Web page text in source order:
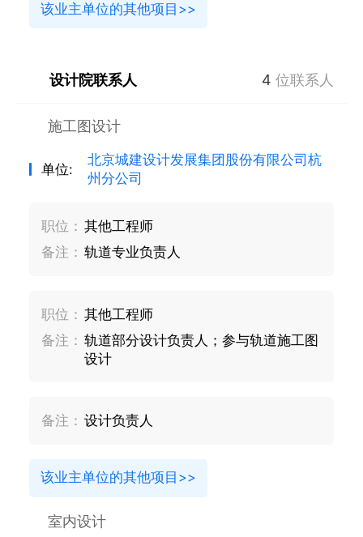
该业主单位的其他项目>>
设计院联系人 4 位联系人
施工图设计
单位:
北京城建设计发展集团股份有限公司杭
州分公司
职位： 其他工程师
备注： 轨道专业负责人
职位： 其他工程师
备注： 轨道部分设计负责人；参与轨道施工图
设计
备注： 设计负责人
该业主单位的其他项目>>
室内设计